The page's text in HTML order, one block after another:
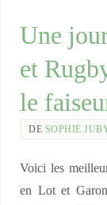
Une
et
le
DE SOPHIE
Voici les
en Lot et